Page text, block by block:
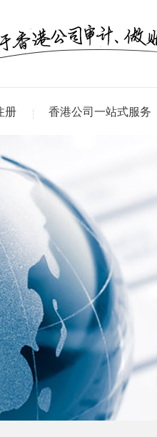
册 香港公司一站式服务